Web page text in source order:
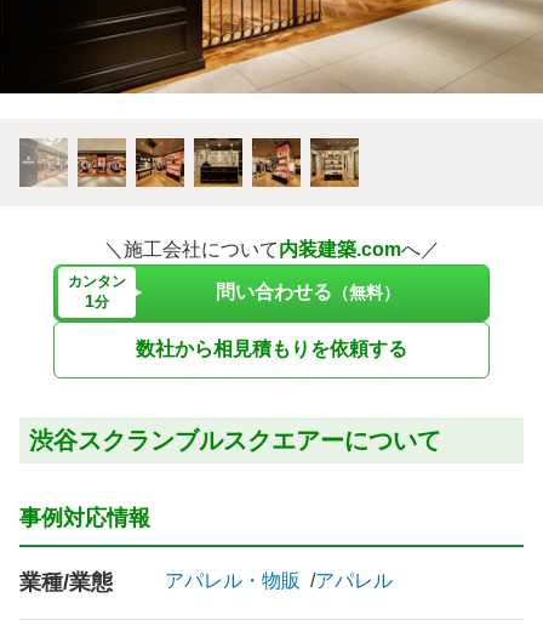
＼施工会社について内装建築.comへ／
カンタン
1分 問い合わせる （無料）
数社から相見積もりを依頼する
渋谷スクランブルスクエアーについて
事例対応情報
業種/業態 アパレル・物販 アパレル